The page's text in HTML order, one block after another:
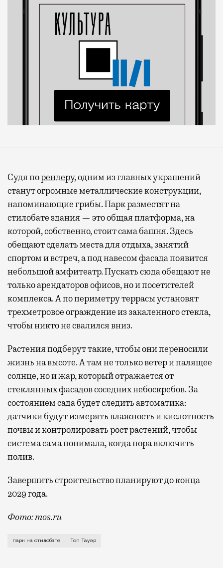
Судя порендеру, одним из главных украшений
станут огромные металлические конструкции,
напоминающие грибы. Парк разместят на
стилобате здания — это общая платформа, на
которой, собственно, стоит сама башня. Здесь
обещают сделать места для отдыха, занятий
спортом и встреч, а под навесом фасада появится
небольшой амфитеатр. Пускать сюда обещают не
только арендаторов офисов, но и посетителей
комплекса. А по периметру террасы установят
трехметровое ограждение из закаленного стекла,
чтобы никто не свалился вниз.
Растения подберут такие, чтобы они переносили
жизнь на высоте. А там не только ветер и палящее
солнце, но и жар, который отражается от
стеклянных фасадов соседних небоскребов. За
состоянием сада будет следить автоматика:
датчики будут измерять влажность и кислотность
почвы и контролировать рост растений, чтобы
система сама понимала, когда пора включить
полив.
Завершить строительство планируют до конца
2029 года.
Фото: mos.ru
В «Сити» скоро станет чуть меньше стекла и чуть
парк на стилобате Топ Тауэр